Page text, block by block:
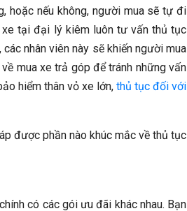
hoặc nếu không, người mua sẽ tự đi
xe tại đại lý kiêm luôn tư vấn thủ tục
nhân viên này sẽ khiến người mua
mua xe trả góp để tránh những vấn
hiểm thân vỏ xe lớn, thủ tục đối với
được phần nào khúc mắc về thủ tục
có các gói ưu đãi khác nhau. Bạn